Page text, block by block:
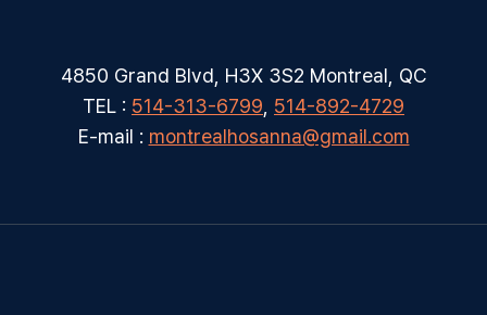
4850 Grand Blvd, H3X 3S2 Montreal, QC
TEL : 514-313-6799 514-892-4729
E-mail : montrealhosanna@gmail.com